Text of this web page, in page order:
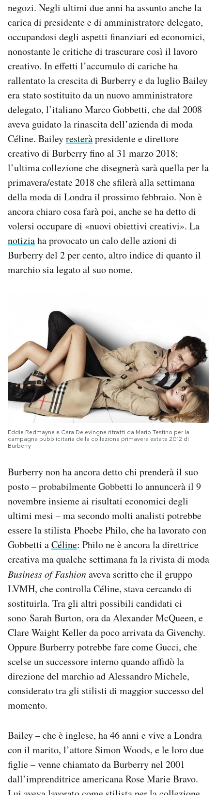
negozi. Negli ultimi due anni ha assunto anche la
carica di presidente e di amministratore delegato,
occupandosi degli aspetti finanziari ed economici,
nonostante le critiche di trascurare così il lavoro
creativo. In effetti l’accumulo di cariche ha
rallentato la crescita di Burberry e da luglio Bailey
era stato sostituito da un nuovo amministratore
delegato, l’italiano Marco Gobbetti, che dal 2008
aveva guidato la rinascita dell’azienda di moda
Céline. Baileyresteràpresidente e direttore
creativo di Burberry fino al 31 marzo 2018;
l’ultima collezione che disegnerà sarà quella per la
primavera/estate 2018 che sfilerà alla settimana
della moda di Londra il prossimo febbraio. Non è
ancora chiaro cosa farà poi, anche se ha detto di
volersi occupare di «nuovi obiettivi creativi». La
notiziaha provocato un calo delle azioni di
Burberry del 2 per cento, altro indice di quanto il
marchio sia legato al suo nome.
Eddie Redmayne e Cara Delevingne ritratti da Mario Testino per la
campagna pubblicitaria della collezione primavera estate 2012 di
Burberry
Burberry non ha ancora detto chi prenderà il suo
posto – probabilmente Gobbetti lo annuncerà il 9
novembre insieme ai risultati economici degli
ultimi mesi – ma secondo molti analisti potrebbe
essere la stilista Phoebe Philo, che ha lavorato con
Gobbetti aCéline: Philo ne è ancora la direttrice
creativa ma qualche settimana fa la rivista di moda
Business of Fashionaveva scritto che il gruppo
LVMH, che controlla Céline, stava cercando di
sostituirla. Tra gli altri possibili candidati ci
sono Sarah Burton, ora da Alexander McQueen, e
Clare Waight Keller da poco arrivata da Givenchy.
Oppure Burberry potrebbe fare come Gucci, che
scelse un successore interno quando affidò la
direzione del marchio ad Alessandro Michele,
considerato tra gli stilisti di maggior successo del
momento.
Bailey – che è inglese, ha 46 anni e vive a Londra
con il marito, l’attore Simon Woods, e le loro due
figlie – venne chiamato da Burberry nel 2001
dall’imprenditrice americana Rose Marie Bravo.